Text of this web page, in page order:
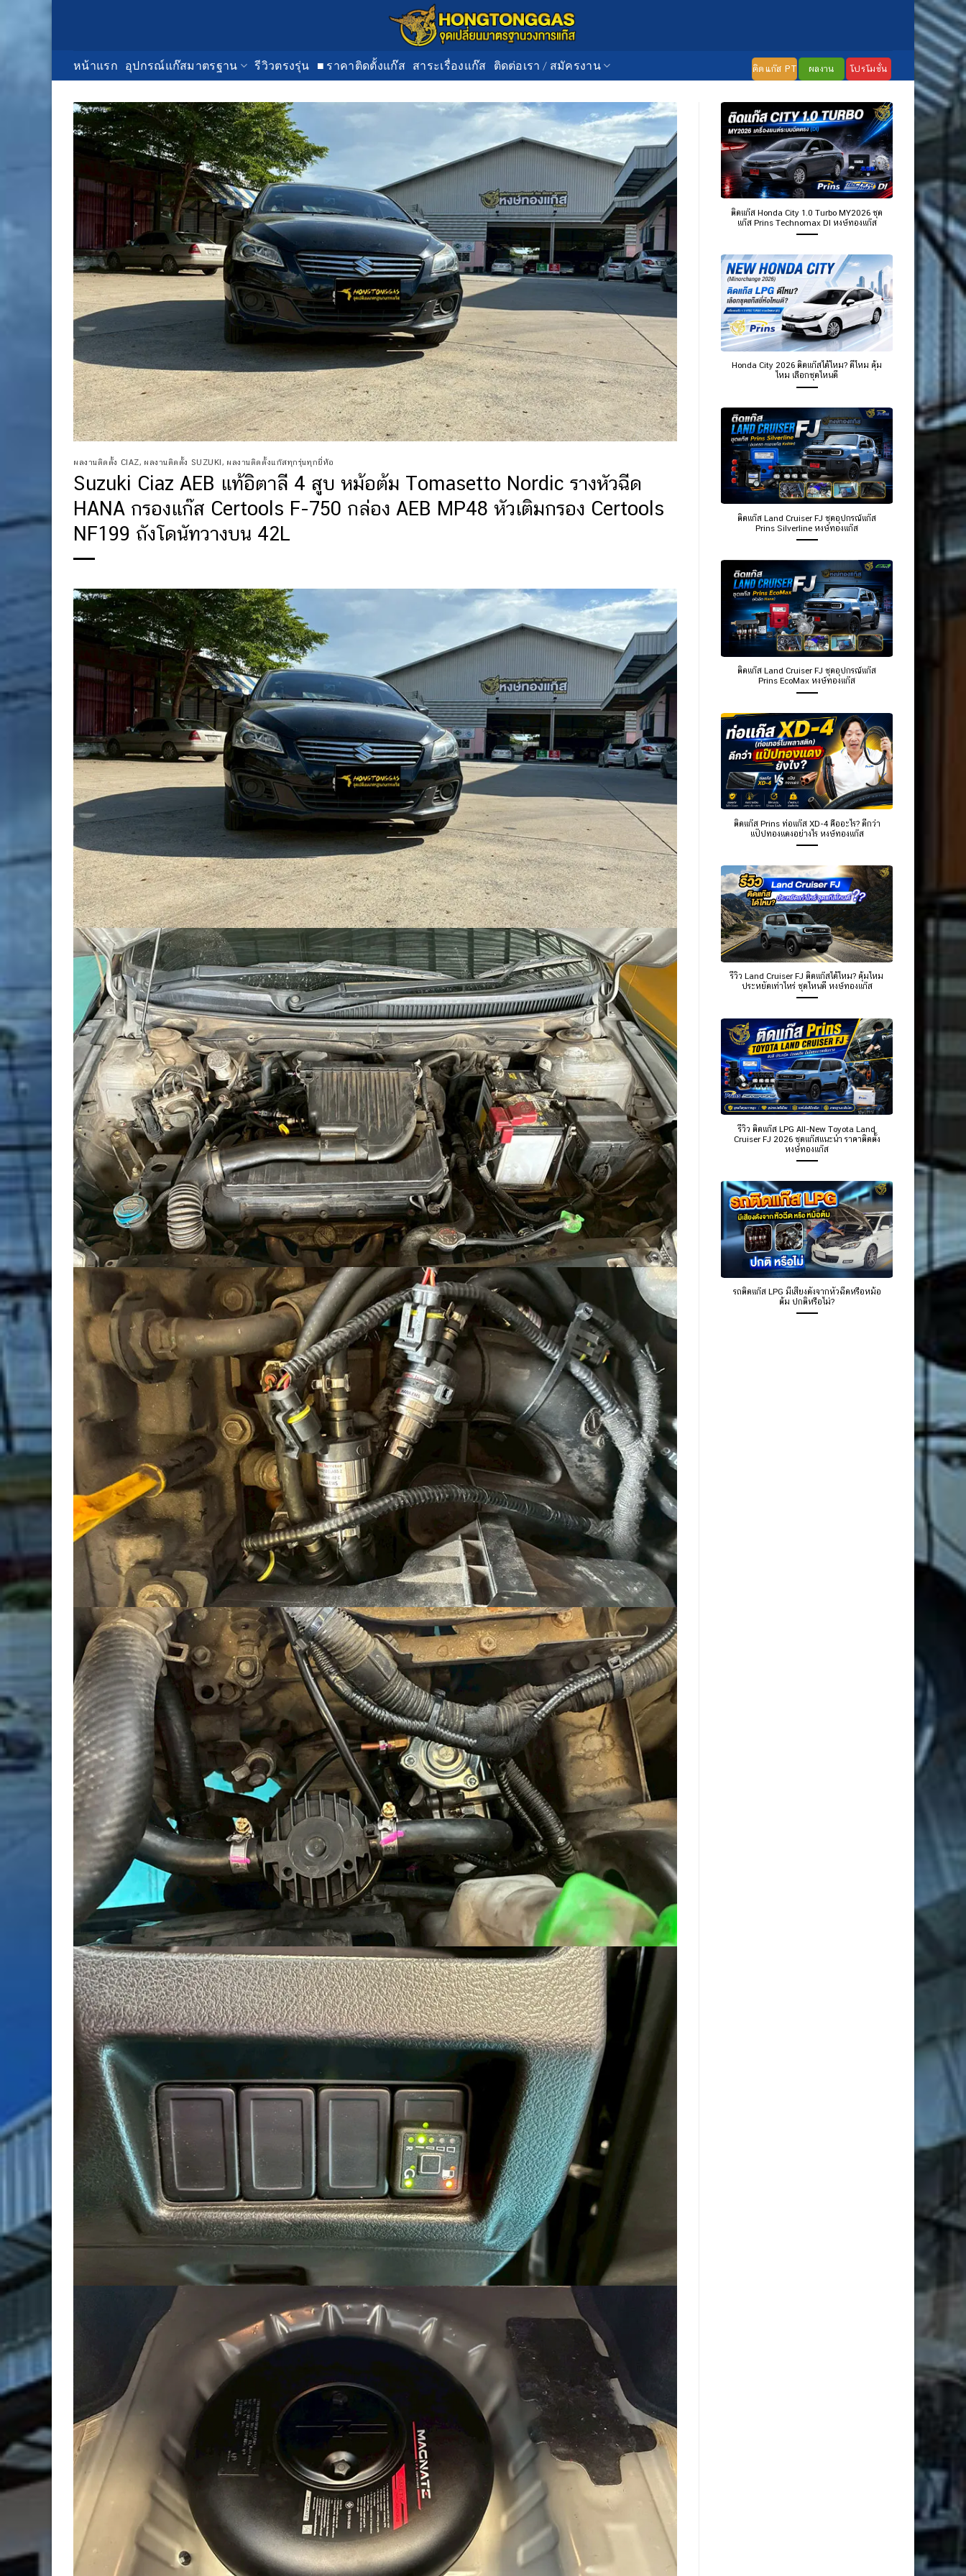
หน้าแรก
อุปกรณ์แก๊สมาตรฐาน รีวิวตรงรุ่น ■ ราคาติดตั้งแก๊ส สาระเรื่องแก๊ส ติดต่อเรา / สมัครงาน ติดแก๊ส PT ผลงาน โปรโมชั่น
ผลงานติดตั้ง CIAZ, ผลงานติดตั้ง SUZUKI, ผลงานติดตั้งแก๊สทุกรุ่นทุกยี่ห้อ
Suzuki Ciaz AEB แท้อิตาลี 4 สูบ หม้อต้ม Tomasetto Nordic รางหัวฉีด
HANA กรองแก๊ส Certools F-750 กล่อง AEB MP48 หัวเติมกรอง Certools
NF199 ถังโดนัทวางบน 42L
ติดแก๊ส Honda City 1.0 Turbo MY2026 ชุด
แก๊ส Prins Technomax DI หงษ์ทองแก๊ส
Honda City 2026 ติดแก๊สได้ไหม? ดีไหม คุ้ม
ไหม เลือกชุดไหนดี
ติดแก๊ส Land Cruiser FJ ชุดอุปกรณ์แก๊ส
Prins Silverline หงษ์ทองแก๊ส
ติดแก๊ส Land Cruiser FJ ชุดอุปกรณ์แก๊ส
Prins EcoMax หงษ์ทองแก๊ส
ติดแก๊ส Prins ท่อแก๊ส XD-4 คืออะไร? ดีกว่า
แป๊ปทองแดงอย่างไร หงษ์ทองแก๊ส
รีวิว Land Cruiser FJ ติดแก๊สได้ไหม? คุ้มไหม
ประหยัดเท่าไหร่ ชุดไหนดี หงษ์ทองแก๊ส
รีวิว ติดแก๊ส LPG All-New Toyota Land
Cruiser FJ 2026 ชุดแก๊สแนะนำ ราคาติดตั้ง
หงษ์ทองแก๊ส
รถติดแก๊ส LPG มีเสียงดังจากหัวฉีดหรือหม้อ
ต้ม ปกติหรือไม่?